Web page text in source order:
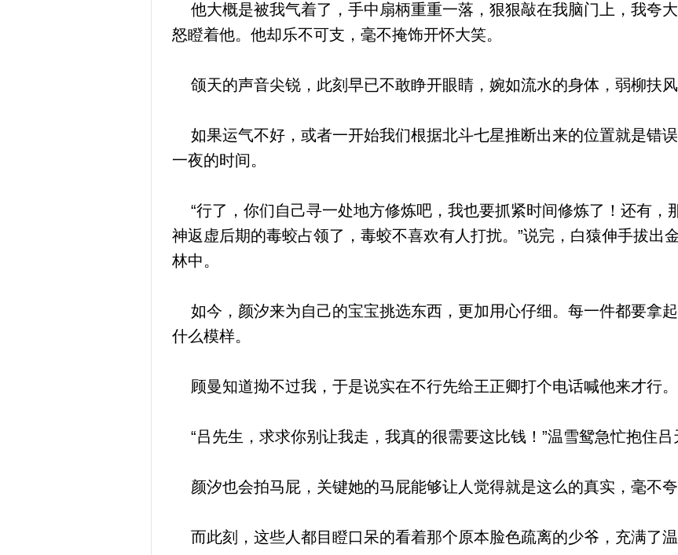
他大概是被我气着了，手中扇柄重重一落，狠狠敲在我脑门上，我夸
怒瞪着他。他却乐不可支，毫不掩饰开怀大笑。
颌天的声音尖锐，此刻早已不敢睁开眼睛，婉如流水的身体，弱柳扶
如果运气不好，或者一开始我们根据北斗七星推断出来的位置就是错
一夜的时间。
“行了，你们自己寻一处地方修炼吧，我也要抓紧时间修炼了！还有，
神返虚后期的毒蛟占领了，毒蛟不喜欢有人打扰。”说完，白猿伸手拔出
林中。
如今，颜汐来为自己的宝宝挑选东西，更加用心仔细。每一件都要拿
什么模样。
顾曼知道拗不过我，于是说实在不行先给王正卿打个电话喊他来才行。
“吕先生，求求你别让我走，我真的很需要这比钱！”温雪鸳急忙抱住吕
颜汐也会拍马屁，关键她的马屁能够让人觉得就是这么的真实，毫不夸
而此刻，这些人都目瞪口呆的看着那个原本脸色疏离的少爷，充满了温